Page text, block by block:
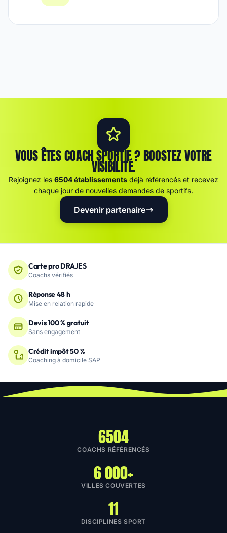
VOUS ÊTES COACH SPORTIF ? BOOSTEZ VOTRE
VISIBILITÉ.
Rejoignez les 6504 établissements déjà référencés et recevez
chaque jour de nouvelles demandes de sportifs.
Devenir partenaire
Carte pro DRAJES
Coachs vérifiés
Réponse 48 h
Mise en relation rapide
Devis 100 % gratuit
Sans engagement
Crédit impôt 50 %
Coaching à domicile SAP
6504
COACHS RÉFÉRENCÉS
6 000+
VILLES COUVERTES
11
DISCIPLINES SPORT